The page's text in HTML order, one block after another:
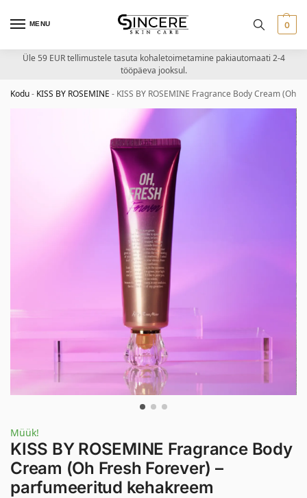
MENU 0
Üle 59 EUR tellimustele tasuta kohaletoimetamine pakiautomaati 2-4
tööpäeva jooksul.
Kodu- KISS BY ROSEMINE - KISS BY ROSEMINE Fragrance Body Cream (Oh
Müük!
KISS BY ROSEMINE Fragrance Body
Cream (Oh Fresh Forever) –
parfumeeritud kehakreem